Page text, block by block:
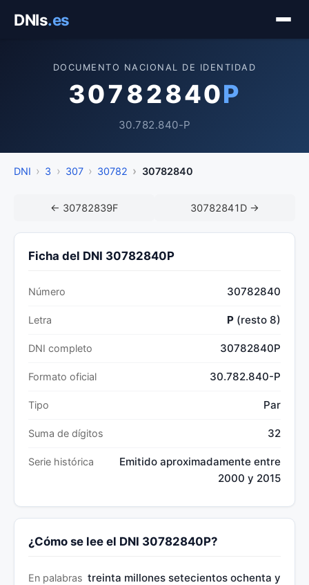
DNIs.es
DOCUMENTO NACIONAL DE IDENTIDAD
30782840P
30.782.840-P
DNI 3 307 30782 30782840
← 30782839F 30782841D →
Ficha del DNI 30782840P
Número 30782840
Letra P (resto 8)
DNI completo 30782840P
Formato oficial 30.782.840-P
Tipo Par
Suma de dígitos 32
Serie histórica
Emitido aproximadamente entre
2000 y 2015
¿Cómo se lee el DNI 30782840P?
En palabras treinta millones setecientos ochenta y